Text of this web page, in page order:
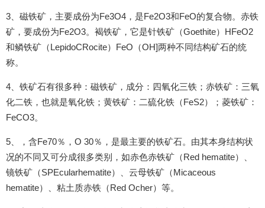
3、磁铁矿，主要成份为Fe3O4，是Fe2O3和FeO的复合物。赤铁
矿，要成份为Fe2O3。褐铁矿，它是针铁矿（Goethite）HFeO2
和鳞铁矿（LepidoCRocite）FeO（OH]两种不同结构矿石的统
称。
4、铁矿石有很多种：磁铁矿，成分：四氧化三铁；赤铁矿：三氧
化二铁，也就是氧化铁；黄铁矿：二硫化铁（FeS2）；菱铁矿：
FeCO3。
5、，含Fe70％，O 30％，是最主要的铁矿石。由其本身结构状
况的不同又可分成很多类别，如赤色赤铁矿（Red hematite）、
镜铁矿（SPEcularhematite）、云母铁矿（Micaceous
hematite）、粘土质赤铁（Red Ocher）等。